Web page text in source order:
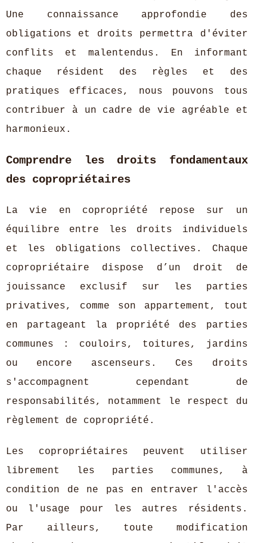
Une connaissance approfondie des
obligations et droits permettra d'éviter
conflits et malentendus. En informant
chaque résident des règles et des
pratiques efficaces, nous pouvons tous
contribuer à un cadre de vie agréable et
harmonieux.
Comprendre les droits fondamentaux
des copropriétaires
La vie en copropriété repose sur un
équilibre entre les droits individuels
et les obligations collectives. Chaque
copropriétaire dispose d’un droit de
jouissance exclusif sur les parties
privatives, comme son appartement, tout
en partageant la propriété des parties
communes : couloirs, toitures, jardins
ou encore ascenseurs. Ces droits
s'accompagnent cependant de
responsabilités, notamment le respect du
règlement de copropriété.
Les copropriétaires peuvent utiliser
librement les parties communes, à
condition de ne pas en entraver l'accès
ou l'usage pour les autres résidents.
Par ailleurs, toute modification